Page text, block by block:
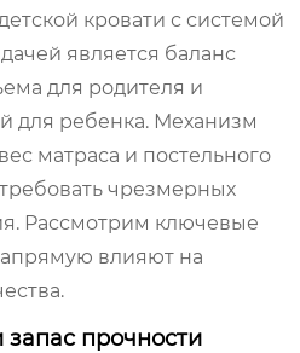
кровати с системой
является баланс
для родителя и
для ребенка. Механизм
матраса и постельного
чрезмерных
Рассмотрим ключевые
влияют на
запас прочности